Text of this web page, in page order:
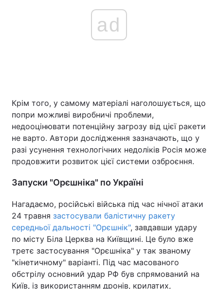
ad
Крім того, у самому матеріалі наголошується, що
попри можливі виробничі проблеми,
недооцінювати потенційну загрозу від цієї ракети
не варто. Автори дослідження зазначають, що у
разі усунення технологічних недоліків Росія може
продовжити розвиток цієї системи озброєння.
Запуски "Орєшніка" по Україні
Нагадаємо, російські війська під час нічної атаки
24 травня застосували балістичну ракету
середньої дальності "Орєшнік", завдавши удару
по місту Біла Церква на Київщині. Це було вже
третє застосування "Орєшніка" у так званому
"кінетичному" варіанті. Під час масованого
обстрілу основний удар РФ був спрямований на
Київ, із використанням дронів, крилатих,